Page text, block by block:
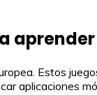
Estos
aplicaciones